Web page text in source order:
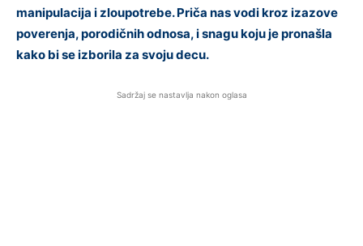
manipulacija i zloupotrebe. Priča nas vodi kroz izazove
poverenja, porodičnih odnosa, i snagu koju je pronašla
kako bi se izborila za svoju decu.
Sadržaj se nastavlja nakon oglasa